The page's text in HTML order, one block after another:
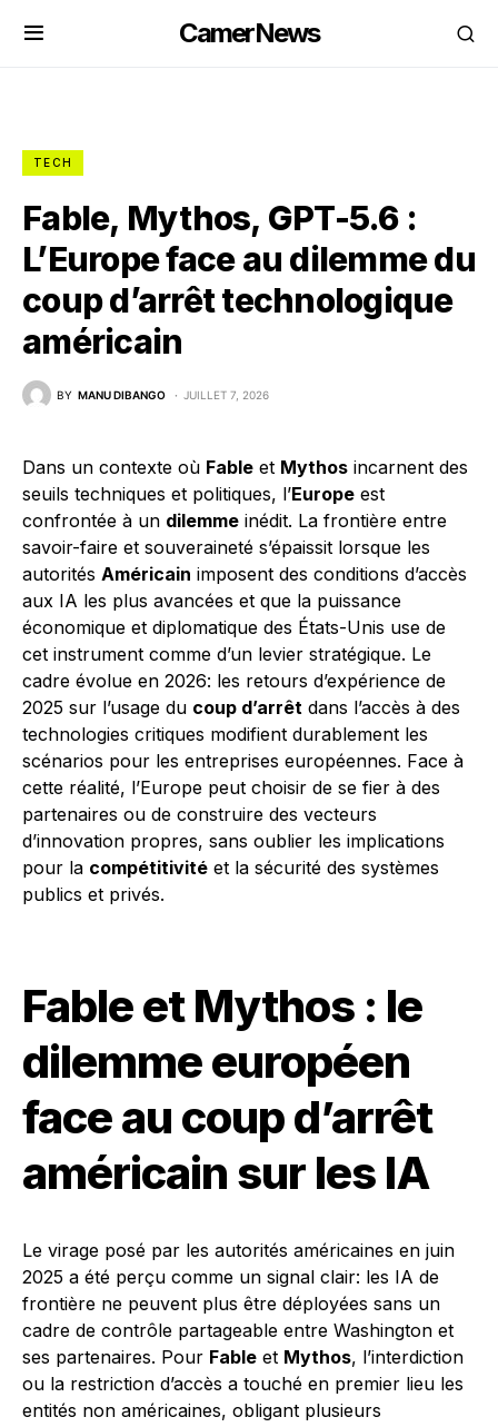
CamerNews
TECH
Fable, Mythos, GPT-5.6 :
L’Europe face au dilemme du
coup d’arrêt technologique
américain
BY MANU DIBANGO JUILLET 7, 2026
Dans un contexte où Fable et Mythos incarnent des
seuils techniques et politiques, l’Europe est
confrontée à un dilemme inédit. La frontière entre
savoir-faire et souveraineté s’épaissit lorsque les
autorités Américain imposent des conditions d’accès
aux IA les plus avancées et que la puissance
économique et diplomatique des États-Unis use de
cet instrument comme d’un levier stratégique. Le
cadre évolue en 2026: les retours d’expérience de
2025 sur l’usage du coup d’arrêt dans l’accès à des
technologies critiques modifient durablement les
scénarios pour les entreprises européennes. Face à
cette réalité, l’Europe peut choisir de se fier à des
partenaires ou de construire des vecteurs
d’innovation propres, sans oublier les implications
pour la compétitivité et la sécurité des systèmes
publics et privés.
Fable et Mythos : le
dilemme européen
face au coup d’arrêt
américain sur les IA
Le virage posé par les autorités américaines en juin
2025 a été perçu comme un signal clair: les IA de
frontière ne peuvent plus être déployées sans un
cadre de contrôle partageable entre Washington et
ses partenaires. Pour Fable et Mythos, l’interdiction
ou la restriction d’accès a touché en premier lieu les
entités non américaines, obligant plusieurs